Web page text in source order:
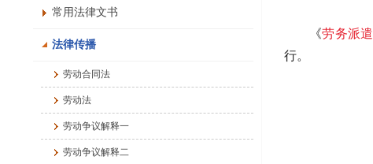
常用法律文书
法律传播
劳动合同法
劳动法
劳动争议解释一
劳动争议解释二
《劳务派遣
行。